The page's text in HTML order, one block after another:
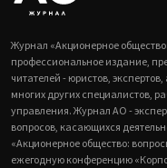
Журнал «Акционерное
профессиональное издание,
читателей - юристов,
многих других специалистов,
управления. Журнал АО -
вопросов, касающихся
«Акционерное общество:
ежегодную конференцию